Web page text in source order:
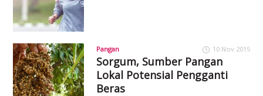
Pangan 10 Nov 2015
Sorgum, Sumber Pangan
Lokal Potensial Pengganti
Beras